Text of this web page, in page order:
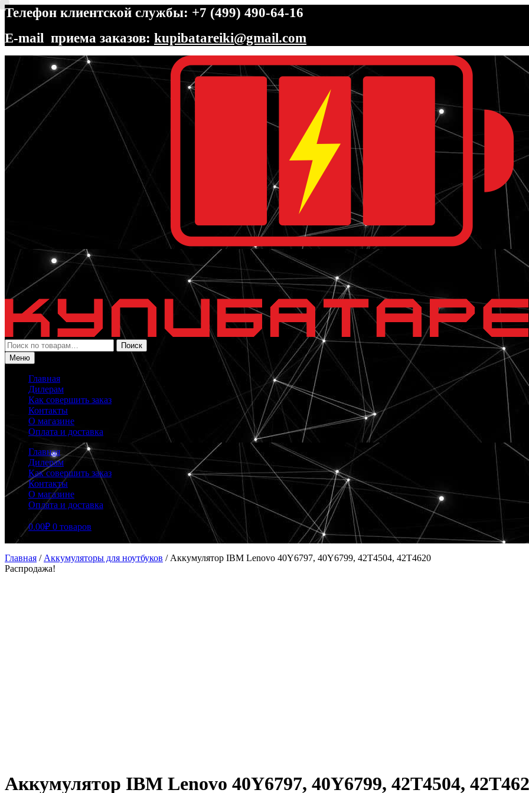
Телефон клиентской службы: +7 (499) 490-64-16
E-mail приема заказов: kupibatareiki@gmail.com
Перейти
навигации
Перейти
содержимому
Искать:
Поиск
Меню
Главная
Дилерам
Как совершить заказ
Контакты
О магазине
Оплата и доставка
Главная
Дилерам
Как совершить заказ
Контакты
О магазине
Оплата и доставка
0.00₽ 0 товаров
Главная / Аккумуляторы для ноутбуков / Аккумулятор IBM Lenovo 40Y6797, 40Y6799, 42T4504, 42T4620
Распродажа!
Аккумулятор IBM Lenovo 40Y6797, 40Y6799, 42T4504,